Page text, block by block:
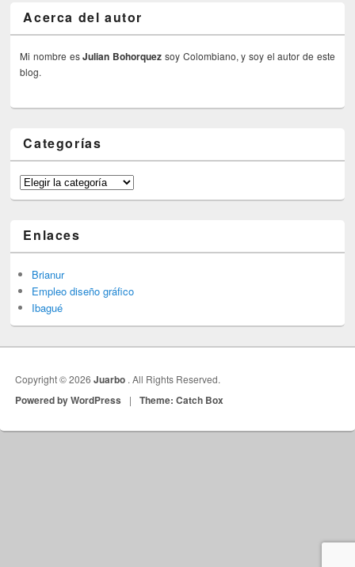
Acerca del autor
Mi nombre esJulian Bohorquez soy Colombiano, y soy el autor de este
blog.
Categorías
Categorías
Enlaces
Brianur
Empleo diseño gráfico
Ibagué
Copyright © 2026Juarbo . All Rights Reserved.
Powered by WordPress | Theme: Catch Box